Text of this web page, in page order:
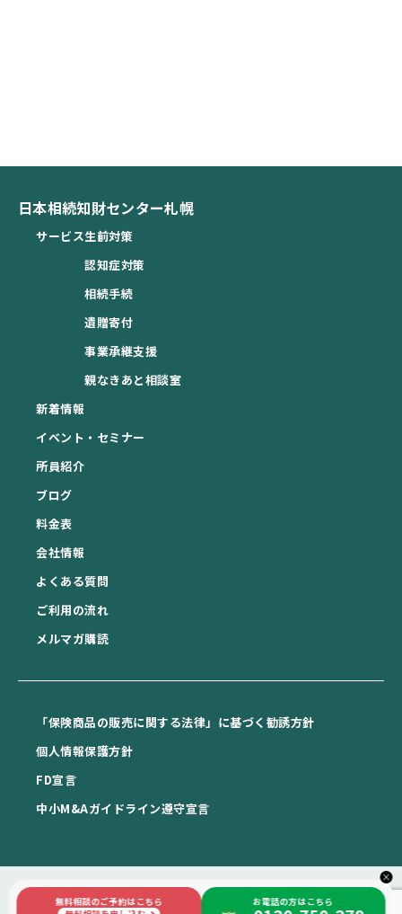
×
無料相談のご予約はこちら
お電話の方はこちら
日本相続知財センター札幌
サービス生前対策
認知症対策
相続手続
遺贈寄付
事業承継支援
親なきあと相談室
新着情報
イベント・セミナー
所員紹介
ブログ
料金表
会社情報
よくある質問
ご利用の流れ
メルマガ購読
「保険商品の販売に関する法律」に基づく勧誘方針
個⼈情報保護⽅針
FD宣⾔
中⼩M&Aガイドライン遵守宣⾔